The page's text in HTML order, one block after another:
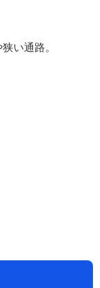
い通路。